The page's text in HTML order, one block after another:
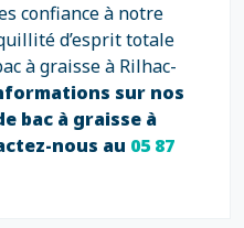
confiance à notre
d’esprit totale
à graisse à Rilhac-
sur nos
bac à graisse à
nous au 05 87